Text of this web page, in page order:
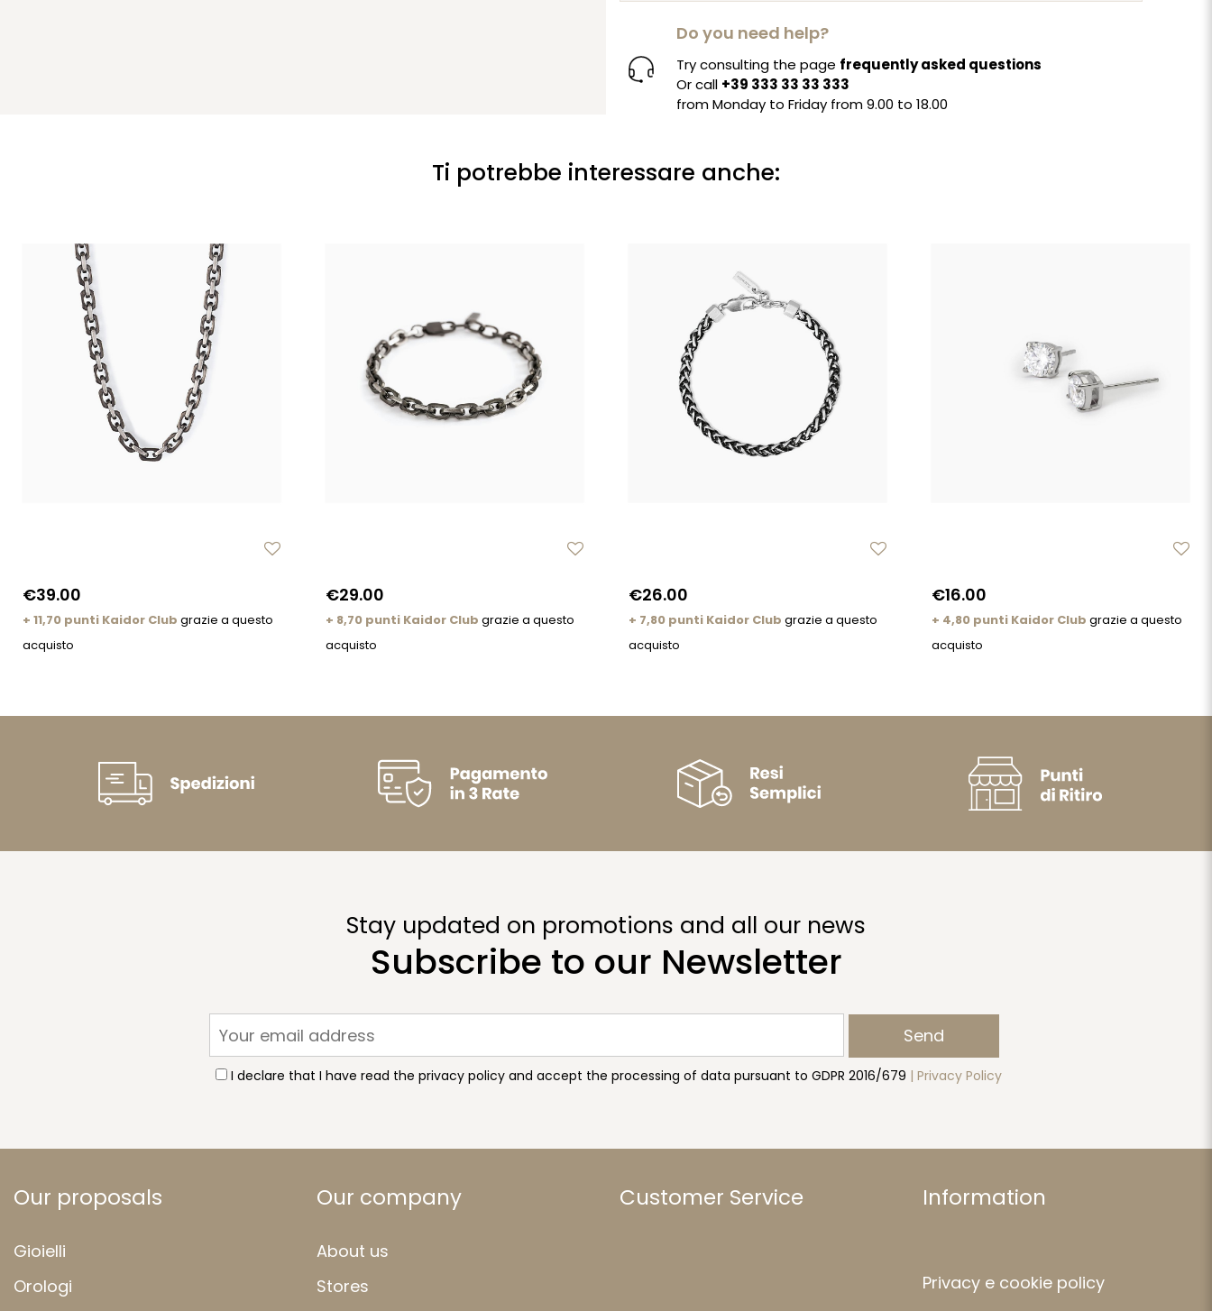
Do you need help?
Try consulting the page frequently asked questions
Or call +39 333 33 33 333
from Monday to Friday from 9.00 to 18.00
Ti potrebbe interessare anche:
€39.00
+ 11,70 punti Kaidor Club grazie a questo
acquisto
€29.00
+ 8,70 punti Kaidor Club grazie a questo
acquisto
€26.00
+ 7,80 punti Kaidor Club grazie a questo
acquisto
€16.00
+ 4,80 punti Kaidor Club grazie a questo
acquisto
Stay updated on promotions and all our news
Subscribe to our Newsletter
Send
I declare that I have read the privacy policy and accept the processing of data pursuant to GDPR 2016/679 | Privacy Policy
Our proposals
Gioielli
Orologi
Our company
About us
Stores
Customer Service Information
Privacy e cookie policy